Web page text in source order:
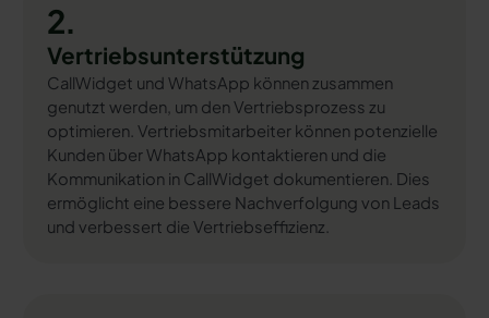
2.
Vertriebsunterstützung
CallWidget und WhatsApp können zusammen
genutzt werden, um den Vertriebsprozess zu
optimieren. Vertriebsmitarbeiter können potenzielle
Kunden über WhatsApp kontaktieren und die
Kommunikation in CallWidget dokumentieren. Dies
ermöglicht eine bessere Nachverfolgung von Leads
und verbessert die Vertriebseffizienz.